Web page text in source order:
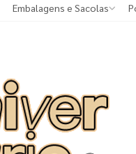
Embalagens e Sacolas